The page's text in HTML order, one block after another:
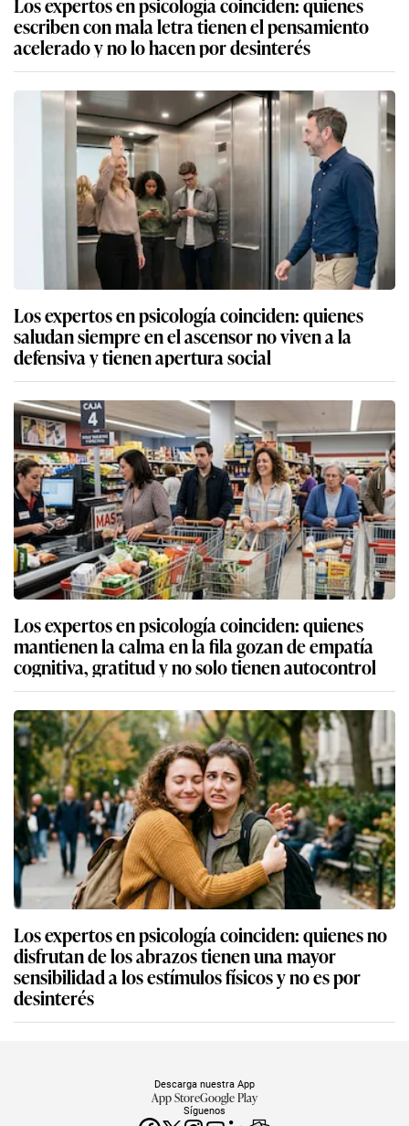
escriben con mala letra tienen el pensamiento
acelerado y no lo hacen por desinterés
Los expertos en psicología coinciden: quienes
saludan siempre en el ascensor no viven a la
defensiva y tienen apertura social
Los expertos en psicología coinciden: quienes
mantienen la calma en la fila gozan de empatía
cognitiva, gratitud y no solo tienen autocontrol
Los expertos en psicología coinciden: quienes no
disfrutan de los abrazos tienen una mayor
sensibilidad a los estímulos físicos y no es por
desinterés
Síguenos
Descarga nuestra App
App StoreGoogle Play